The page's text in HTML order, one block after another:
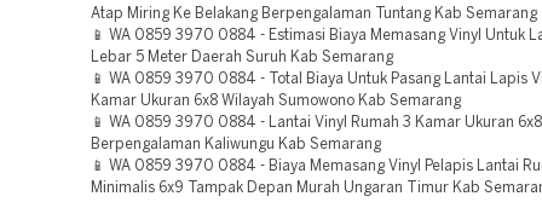
Atap Miring Ke Belakang Berpengalaman Tuntang Kab Semarang
📱 WA 0859 3970 0884 - Estimasi Biaya Memasang Vinyl Untuk
Lebar 5 Meter Daerah Suruh Kab Semarang
📱 WA 0859 3970 0884 - Total Biaya Untuk Pasang Lantai Lapis
Kamar Ukuran 6x8 Wilayah Sumowono Kab Semarang
📱 WA 0859 3970 0884 - Lantai Vinyl Rumah 3 Kamar Ukuran 6x8
Berpengalaman Kaliwungu Kab Semarang
📱 WA 0859 3970 0884 - Biaya Memasang Vinyl Pelapis Lantai
Minimalis 6x9 Tampak Depan Murah Ungaran Timur Kab